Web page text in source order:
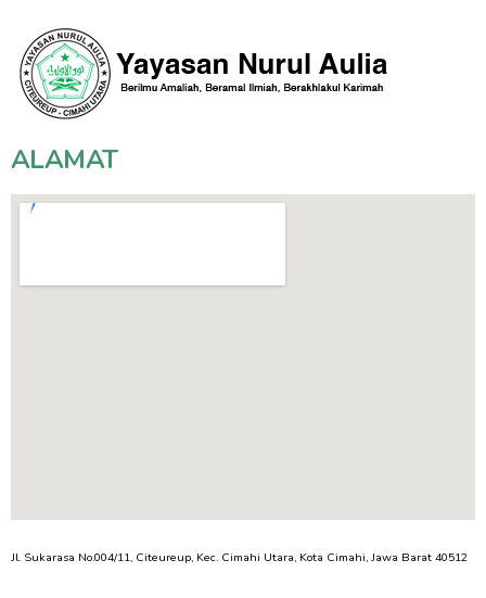
ALAMAT
Jl. Sukarasa No.004/11, Citeureup, Kec. Cimahi Utara, Kota Cimahi, Jawa Barat 40512